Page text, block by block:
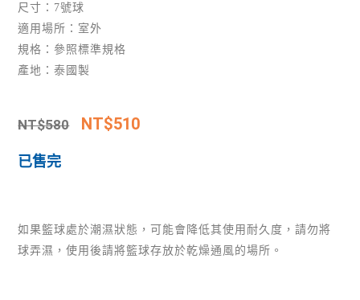
尺寸：7號球
適用場所：室外
規格：參照標準規格
產地：泰國製
NT$580 NT$510
已售完
如果籃球處於潮濕狀態，可能會降低其使用耐久度，請勿將
球弄濕，使用後請將籃球存放於乾燥通風的場所。